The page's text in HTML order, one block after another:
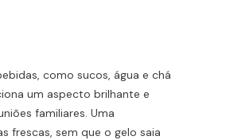
como sucos, água e chá
um aspecto brilhante e
familiares. Uma
frescas, sem que o gelo saia